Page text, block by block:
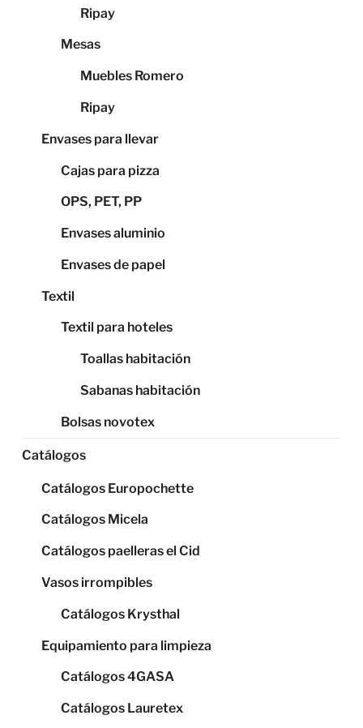
Ripay
Mesas
Muebles Romero
Ripay
Envases para llevar
Cajas para pizza
OPS, PET, PP
Envases aluminio
Envases de papel
Textil
Textil para hoteles
Toallas habitación
Sabanas habitación
Bolsas novotex
Catálogos
Catálogos Europochette
Catálogos Micela
Catálogos paelleras el Cid
Vasos irrompibles
Catálogos Krysthal
Equipamiento para limpieza
Catálogos 4GASA
Catálogos Lauretex